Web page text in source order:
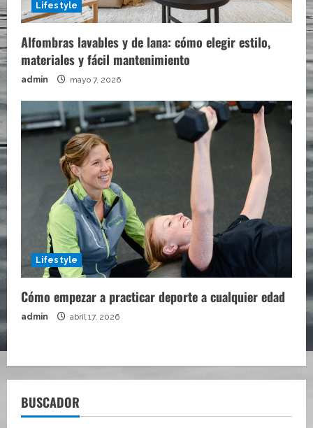
Lifestyle
Alfombras lavables y de lana: cómo elegir estilo,
materiales y fácil mantenimiento
admin mayo 7, 2026
Lifestyle
Cómo empezar a practicar deporte a cualquier edad
admin abril 17, 2026
BUSCADOR